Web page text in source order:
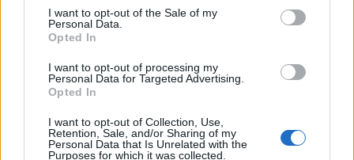
consent section.
I want to opt-out of the Sale of my
Personal Data.
Opted In
I want to opt-out of processing my
Personal Data for Targeted Advertising.
Opted In
I want to opt-out of Collection, Use,
Retention, Sale, and/or Sharing of my
Personal Data that Is Unrelated with the
Purposes for which it was collected.
Ακολουθήστε το στο Google News
και μάθετε πρώτοι όλες τις ειδήσεις.
Τα άρθρα που δημοσιεύονται στο flight.com.gr εκφράζουν
τους συντάκτες τους κι όχι απαραίτητα τον ιστότοπο.
αντίθετη περίπτωση θα λαμβάνονται νομικά μέτρα. Ο
ιστότοπος διατηρεί το δικαίωμα ελέγχου των σχολίων, τα